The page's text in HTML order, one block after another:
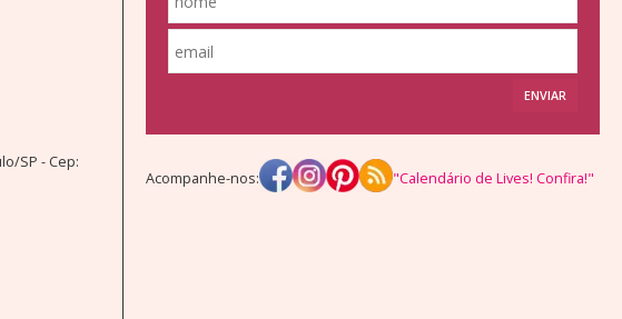
SP - Cep:
ENVIAR
Acompanhe-nos: "Calendário de Lives! Confira!"